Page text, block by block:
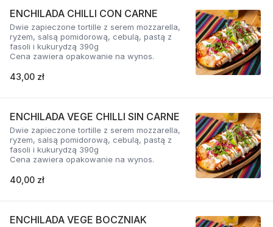
ENCHILADA CHILLI CON CARNE
Dwie zapieczone tortille z serem mozzarella,
ryżem, salsą pomidorową, cebulą, pastą z
fasoli i kukurydzą 390g
Cena zawiera opakowanie na wynos.
43,00 zł
ENCHILADA VEGE CHILLI SIN CARNE
Dwie zapieczone tortille z serem mozzarella,
ryżem, salsą pomidorową, cebulą, pastą z
fasoli i kukurydzą 390g
Cena zawiera opakowanie na wynos.
40,00 zł
ENCHILADA VEGE BOCZNIAK